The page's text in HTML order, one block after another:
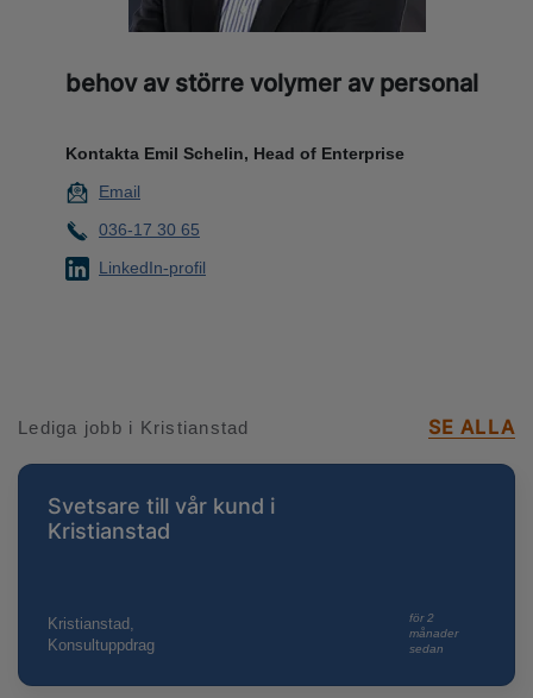
behov av större volymer av personal
Kontakta Emil Schelin, Head of Enterprise
Email
036-17 30 65
LinkedIn-profil
Lediga jobb i Kristianstad SE ALLA
Svetsare till vår kund i
Kristianstad
Kristianstad,
Konsultuppdrag
för 2
månader
sedan